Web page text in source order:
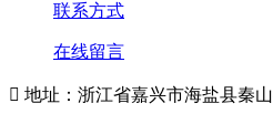
联系方式
在线留言
 地址：浙江省嘉兴市海盐县秦